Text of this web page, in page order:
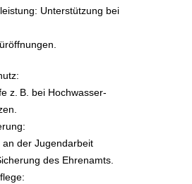
Unterstützung bei
z. B. bei Hochwasser-
an der Jugendarbeit
des Ehrenamts.